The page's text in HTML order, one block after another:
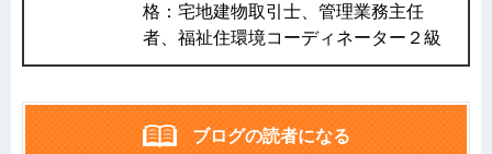
格：宅地建物取引士、管理業務主任
者、福祉住環境コーディネーター２級
ブログの読者になる